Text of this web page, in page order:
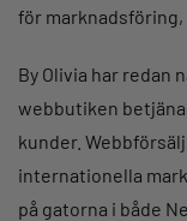
för
By Olivia har redan
webbutiken
kunder.
internationella
på gatorna i både